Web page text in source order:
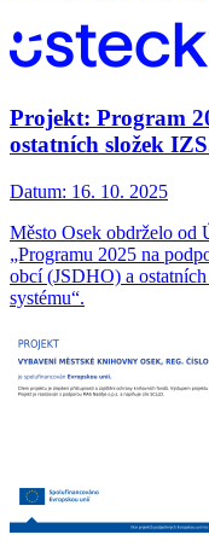
Projekt: Program
ostatních složek
Datum: 16. 10. 2025
Město Osek obdrželo od
„Programu 2025 na
obcí (JSDHO) a
systému“.